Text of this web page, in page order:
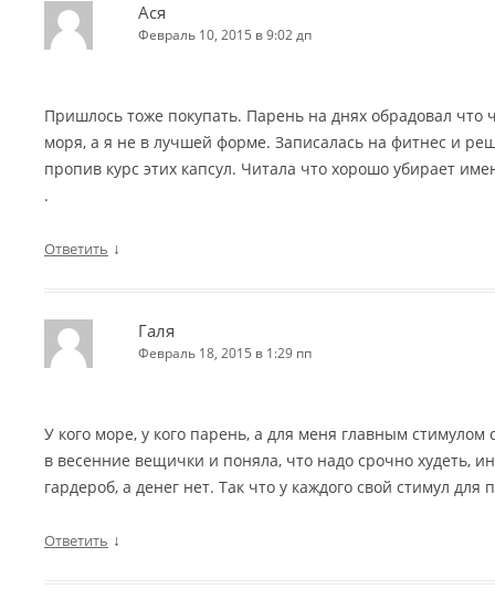
Ася
Февраль 10, 2015 в 9:02 дп
Пришлось тоже покупать. Парень на днях обрадовал что
моря, а я не в лучшей форме. Записалась на фитнес и
пропив курс этих капсул. Читала что хорошо убирает
.
Ответить ↓
Галя
Февраль 18, 2015 в 1:29 пп
У кого море, у кого парень, а для меня главным стимулом
в весенние вещички и поняла, что надо срочно худеть,
гардероб, а денег нет. Так что у каждого свой стимул для
Ответить ↓